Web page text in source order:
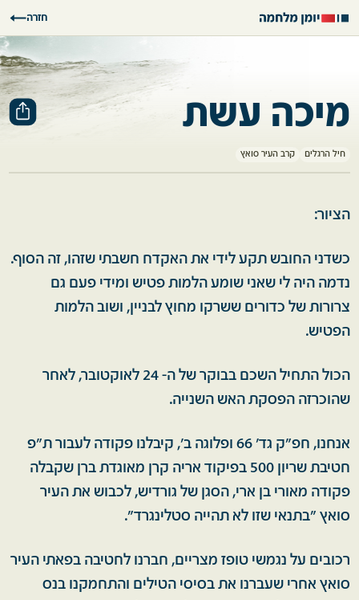
חזרה
מיכה עשת
חיל הרגלים קרב העיר סואץ
הציור:
כשדני החובש תקע לידי את האקדח חשבתי שזהו, זה הסוף.
נדמה היה לי שאני שומע הלמות פטיש ומידי פעם גם
צרורות של כדורים ששרקו מחוץ לבניין, ושוב הלמות
הפטיש.
הכול התחיל השכם בבוקר של ה- 24 לאוקטובר, לאחר
שהוכרזה הפסקת האש השנייה.
אנחנו, חפ״ק גד׳ 66 ופלוגה ב׳, קיבלנו פקודה לעבור ת״פ
חטיבת שריון 500 בפיקוד אריה קרן מאוגדת ברן שקבלה
פקודה מאורי בן ארי, הסגן של גורדיש, לכבוש את העיר
סואץ ״בתנאי שזו לא תהייה סטלינגרד״.
רכובים על נגמשי טופז מצריים, חברנו לחטיבה בפאתי העיר
סואץ אחרי שעברנו את בסיסי הטילים והתחמקנו בנס